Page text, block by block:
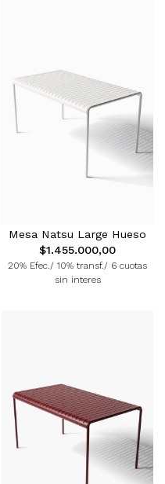
Mesa Natsu Large Hueso
$1.455.000,00
20% Efec./ 10% transf./ 6 cuotas
sin interes